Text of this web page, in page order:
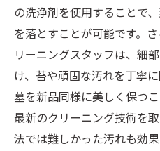
の洗浄剤を使用することで
を落とすことが可能です。
リーニングスタッフは、細
け、苔や頑固な汚れを丁寧
墓を新品同様に美しく保つ
最新のクリーニング技術を
法では難しかった汚れも効